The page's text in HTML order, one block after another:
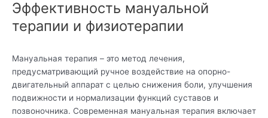
Эффективность мануальной
терапии и физиотерапии
Мануальная терапия – это метод лечения,
предусматривающий ручное воздействие на опорно-
двигательный аппарат с целью снижения боли, улучшения
подвижности и нормализации функций суставов и
позвоночника. Современная мануальная терапия включает